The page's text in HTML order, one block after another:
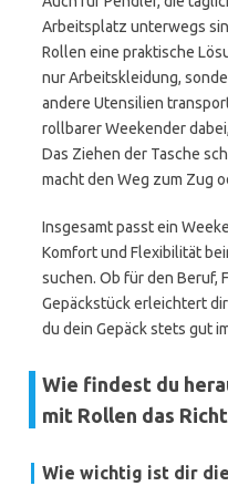
Arbeitsplatz unterwegs
Rollen eine praktische
nur Arbeitskleidung,
andere Utensilien
rollbarer Weekender
Das Ziehen der Tasche
macht den Weg zum Zug
Insgesamt passt ein
Komfort und Flexibilität
suchen. Ob für den Beruf,
Gepäckstück erleichtert
du dein Gepäck stets gut
Wie findest du
mit Rollen das
Wie wichtig ist dir